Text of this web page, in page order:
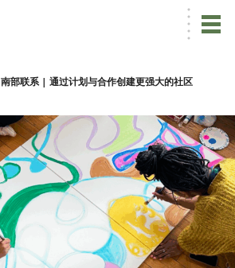
南部联系 | 通过计划与合作创建更强大的社区